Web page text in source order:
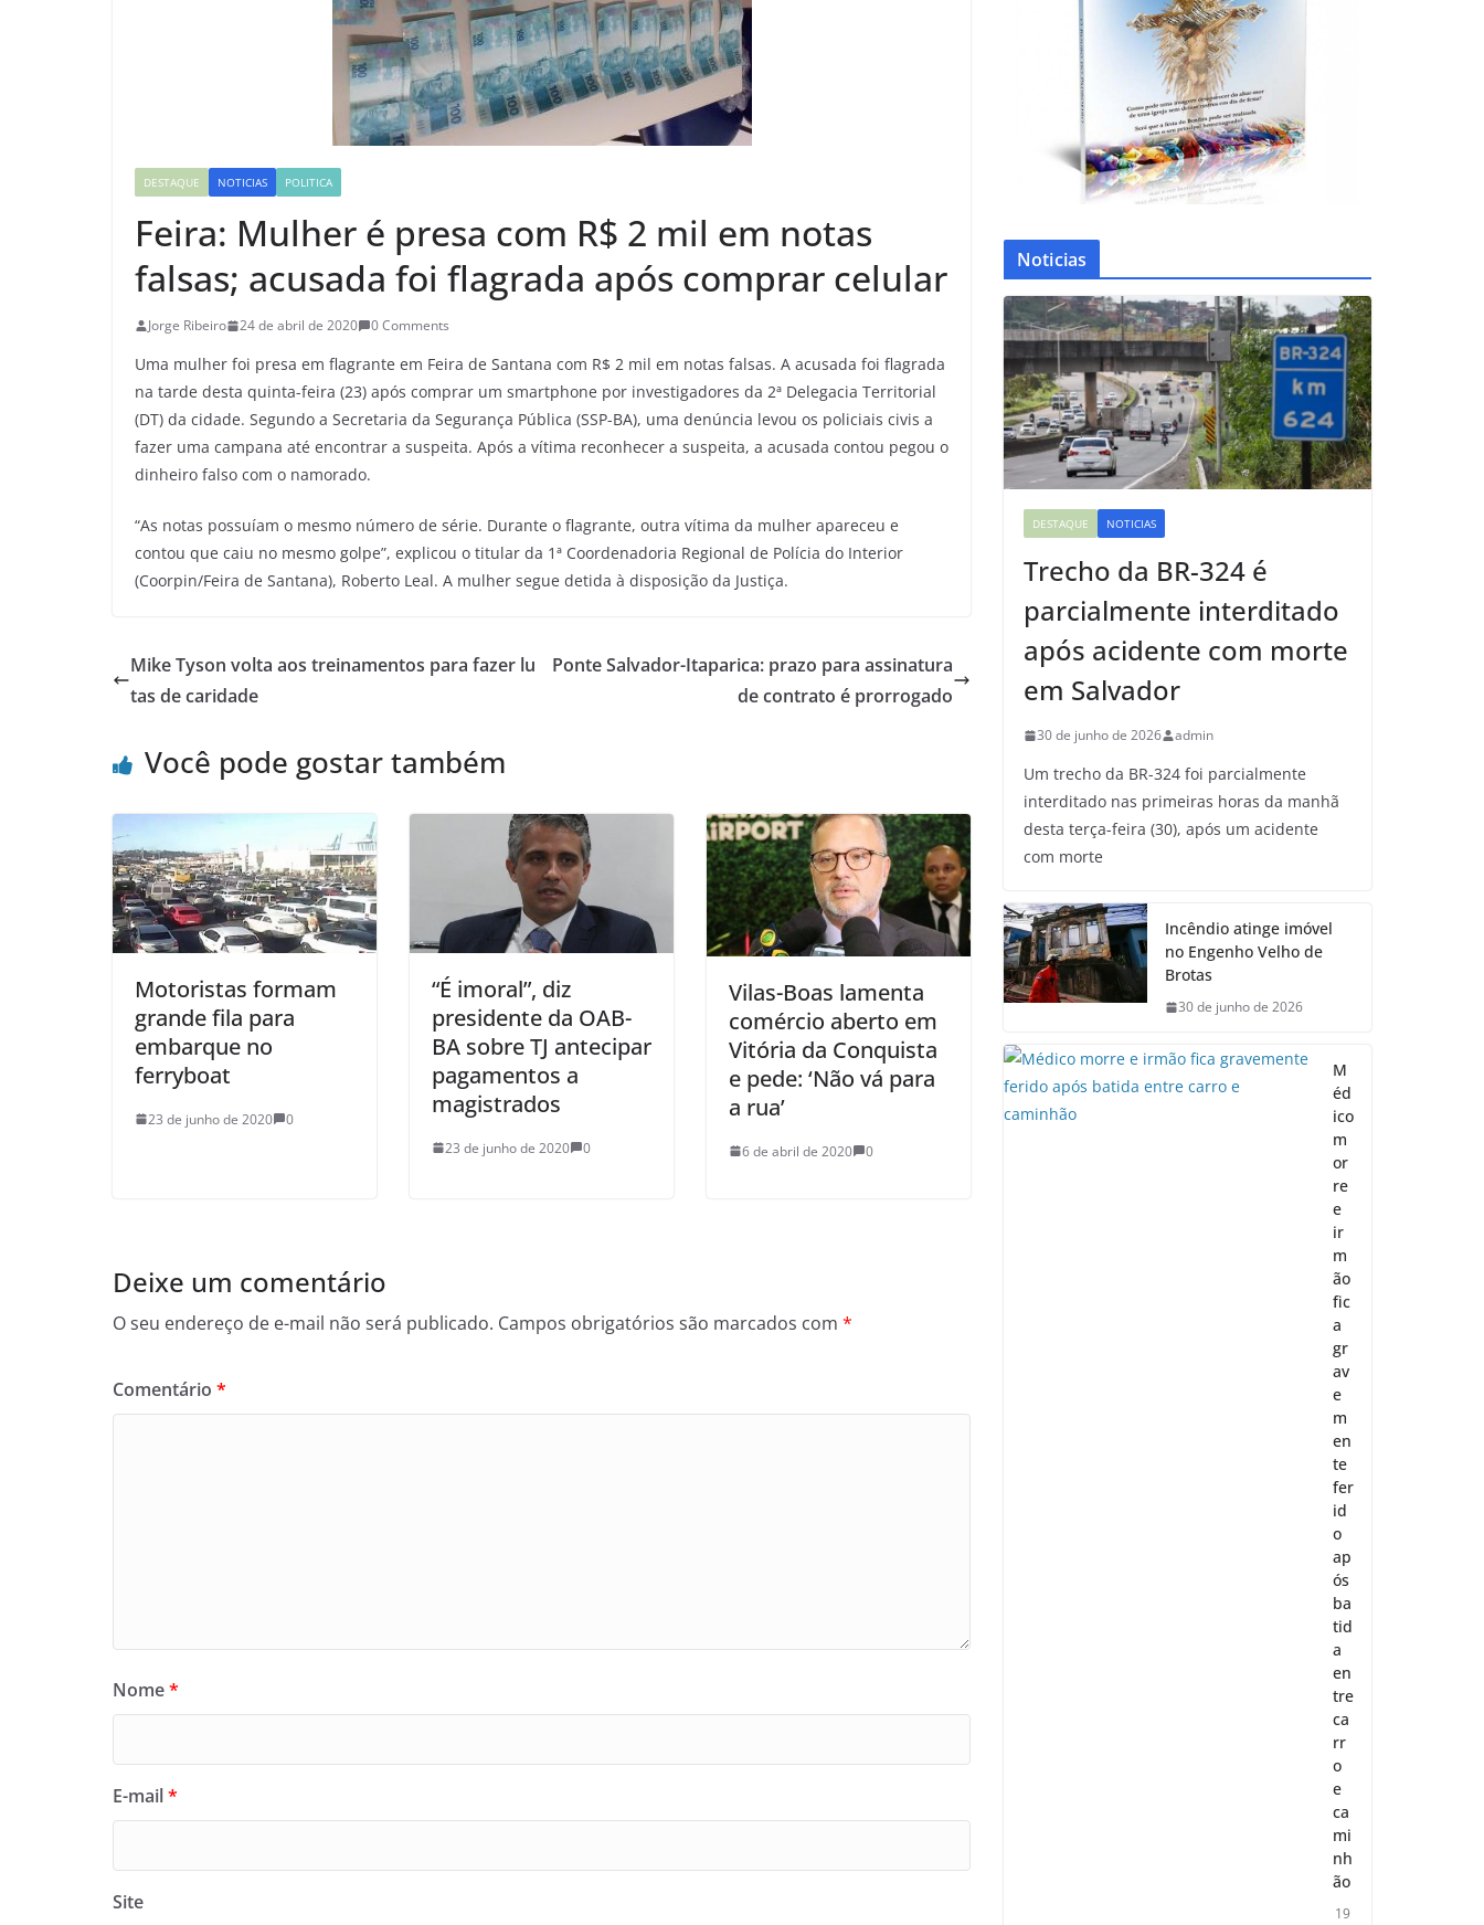
DESTAQUE NOTICIAS POLITICA
Feira: Mulher é presa com R$ 2 mil em notas
falsas; acusada foi flagrada após comprar celular
Jorge Ribeiro 24 de abril de 2020 0 Comments
Uma mulher foi presa em flagrante em Feira de Santana com R$ 2 mil em notas falsas. A acusada foi flagrada
na tarde desta quinta-feira (23) após comprar um smartphone por investigadores da 2ª Delegacia Territorial
(DT) da cidade. Segundo a Secretaria da Segurança Pública (SSP-BA), uma denúncia levou os policiais civis a
fazer uma campana até encontrar a suspeita. Após a vítima reconhecer a suspeita, a acusada contou pegou o
dinheiro falso com o namorado.
“As notas possuíam o mesmo número de série. Durante o flagrante, outra vítima da mulher apareceu e
contou que caiu no mesmo golpe”, explicou o titular da 1ª Coordenadoria Regional de Polícia do Interior
(Coorpin/Feira de Santana), Roberto Leal. A mulher segue detida à disposição da Justiça.
Mike Tyson volta aos treinamentos para fazer lu
tas de caridade
Ponte Salvador-Itaparica: prazo para assinatura
de contrato é prorrogado
Você pode gostar também
Motoristas formam
grande fila para
embarque no
ferryboat
23 de junho de 2020 0
“É imoral”, diz
presidente da OAB-
BA sobre TJ antecipar
pagamentos a
magistrados
23 de junho de 2020 0
Vilas-Boas lamenta
comércio aberto em
Vitória da Conquista
e pede: ‘Não vá para
a rua’
6 de abril de 2020 0
Deixe um comentário
O seu endereço de e-mail não será publicado. Campos obrigatórios são marcados com *
Comentário *
Nome*
E-mail*
Site
Noticias
DESTAQUE NOTICIAS
Trecho da BR-324 é
parcialmente interditado
após acidente com morte
em Salvador
30 de junho de 2026 admin
Um trecho da BR-324 foi parcialmente
interditado nas primeiras horas da manhã
desta terça-feira (30), após um acidente
com morte
Incêndio atinge imóvel
no Engenho Velho de
Brotas
30 de junho de 2026
M
éd
ico
m
or
re
e
ir
m
ão
fic
a
gr
av
e
m
en
te
fer
id
o
ap
ós
ba
tid
a
en
tre
ca
rr
o
e
ca
mi
nh
ão
19